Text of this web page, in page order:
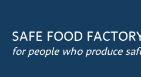
SAFE FOOD
for people who produce